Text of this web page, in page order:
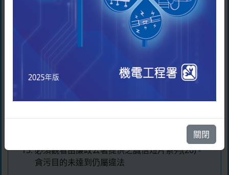
任何關於本表格所收集個人資料的查詢，包括要求查閱
和更改資料，均應以書面形式向機電工程署署長提出，
地址為香港九龍啟成街3號機電工程署。至於其他一般查
詢，請致電1823。
我已閱讀並接受以上條款及細則。
關閉
本人已閱讀註冊電業工程人員持續
進修計劃 - 單元二：USB 插座的最
必須閱讀註冊電業工程人員持續進修計劃 - 單元
二：定期檢測工作及停電安排
及停電安排。
必須觀看由廉政公署提供之誠信短片系列(20) -
貪污目的未達到仍屬違法